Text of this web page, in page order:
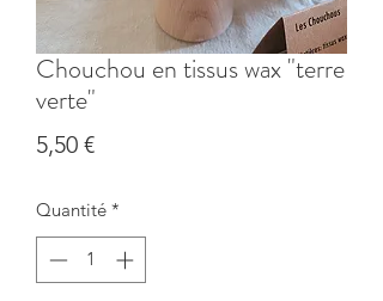
Chouchou en tissus wax "terre
verte"
5,50 €Prix
Quantité *